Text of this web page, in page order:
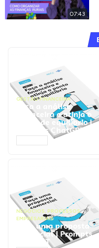
07:43
GESTÃO FINANCEIRA
Faça a análise
financeira e atinja o
ponto de equilíbrio |
Prompts ChatGPT
NEGÓCIOS, PROCESSOS
EMPRESARIAIS
Faça uma proposta
comercial | Prompts
ChatGPT